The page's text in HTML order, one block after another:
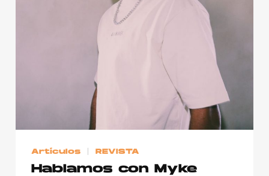
Publicidad
© 2015-2022 UMOMAG. PROPIEDAD DE UMO agency. TODOS LOS
DERECHOS RESERVADOS.
Artículos REVISTA
Hablamos con Myke